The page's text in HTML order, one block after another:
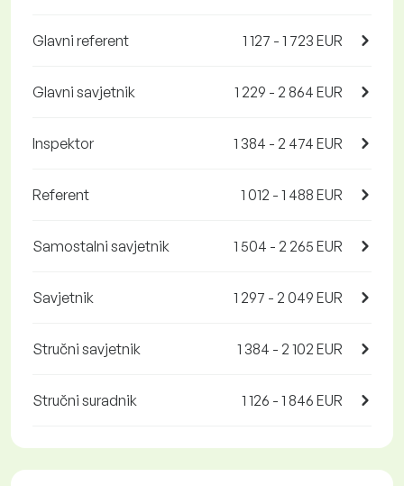
Glavni referent 1 127 - 1 723 EUR
Glavni savjetnik 1 229 - 2 864 EUR
Inspektor 1 384 - 2 474 EUR
Referent 1 012 - 1 488 EUR
Samostalni savjetnik 1 504 - 2 265 EUR
Savjetnik 1 297 - 2 049 EUR
Stručni savjetnik 1 384 - 2 102 EUR
Stručni suradnik 1 126 - 1 846 EUR